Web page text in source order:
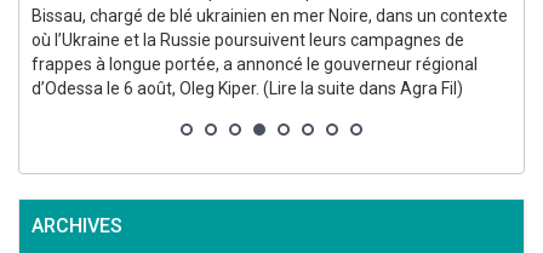
Bissau, chargé de blé ukrainien en mer Noire, dans un contexte
où l’Ukraine et la Russie poursuivent leurs campagnes de
frappes à longue portée, a annoncé le gouverneur régional
d’Odessa le 6 août, Oleg Kiper. (Lire la suite dans Agra Fil)
ARCHIVES